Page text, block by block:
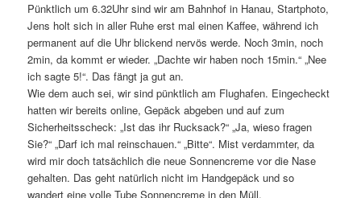
Pünktlich um 6.32Uhr sind wir am Bahnhof in Hanau, Startphoto,
Jens holt sich in aller Ruhe erst mal einen Kaffee, während ich
permanent auf die Uhr blickend nervös werde. Noch 3min, noch
2min, da kommt er wieder. „Dachte wir haben noch 15min.“ „Nee
ich sagte 5!“. Das fängt ja gut an.
Wie dem auch sei, wir sind pünktlich am Flughafen. Eingecheckt
hatten wir bereits online, Gepäck abgeben und auf zum
Sicherheitsscheck: „Ist das ihr Rucksack?“ „Ja, wieso fragen
Sie?“ „Darf ich mal reinschauen.“ „Bitte“. Mist verdammter, da
wird mir doch tatsächlich die neue Sonnencreme vor die Nase
gehalten. Das geht natürlich nicht im Handgepäck und so
wandert eine volle Tube Sonnencreme in den Müll.